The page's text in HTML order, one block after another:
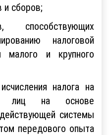
и сборов;
способствующих
налоговой
малого и крупного
налога на
лиц на основе
системы
передового опыта